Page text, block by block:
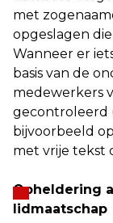
met
opgeslagen
Wanneer er
basis van de
medewerkers
gecontroleerd
bijvoorbeeld
met vrije tekst
Opheldering
lidmaatschap